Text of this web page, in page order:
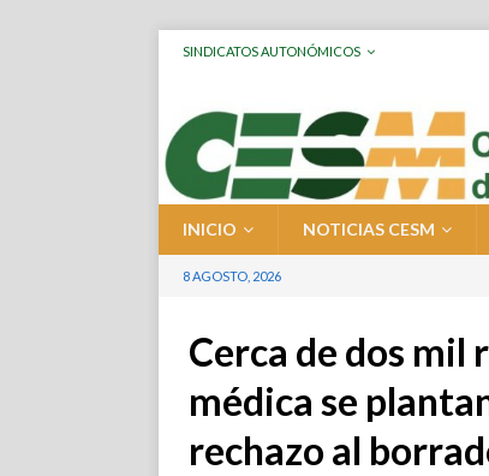
SINDICATOS AUTONÓMICOS
INICIO NOTICIAS CESM
8 AGOSTO, 2026
Cerca de dos mil
médica se
rechazo al